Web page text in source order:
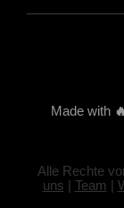
Made with
Alle Rechte
uns | Team |